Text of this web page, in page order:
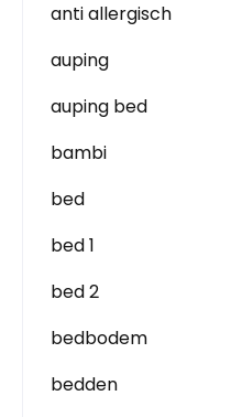
anti allergisch
auping
auping bed
bambi
bed
bed 1
bed 2
bedbodem
bedden